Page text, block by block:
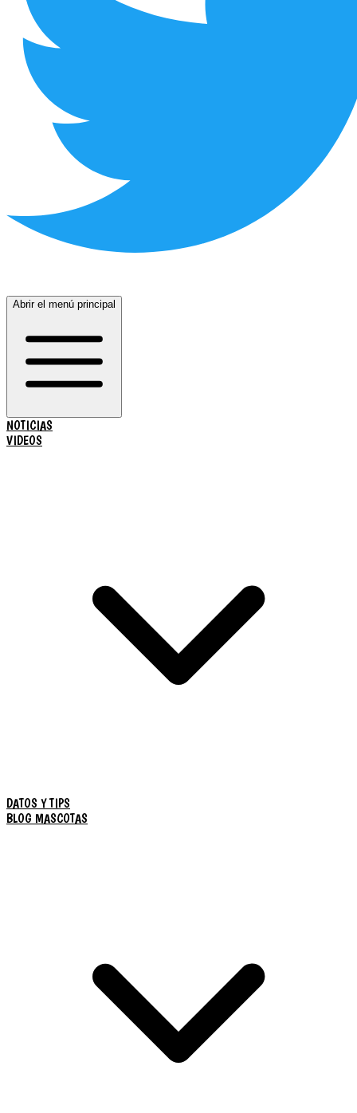
Abrir el menú principal
NOTICIAS
VIDEOS
DATOS Y TIPS
BLOG MASCOTAS